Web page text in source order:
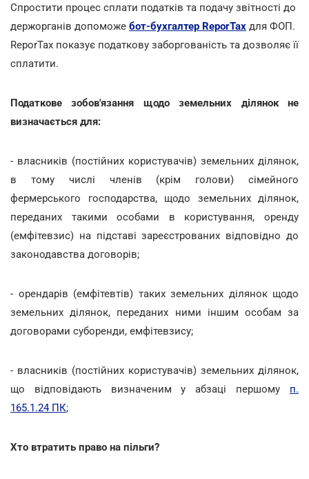
Спростити процес сплати податків та подачу звітності до
держорганів допоможе бот-бухгалтер ReporTax для ФОП.
ReporTax показує податкову заборгованість та дозволяє її
cплатити.
Податкове зобов'язання щодо земельних ділянок не
визначається для:
- власників (постійних користувачів) земельних ділянок,
в тому числі членів (крім голови) сімейного
фермерського господарства, щодо земельних ділянок,
переданих такими особами в користування, оренду
(емфітевзис) на підставі зареєстрованих відповідно до
законодавства договорів;
- орендарів (емфітевтів) таких земельних ділянок щодо
земельних ділянок, переданих ними іншим особам за
договорами суборенди, емфітевзису;
- власників (постійних користувачів) земельних ділянок,
що відповідають визначеним у абзаці першому п.
165.1.24 ПК;
Хто втратить право на пільги?